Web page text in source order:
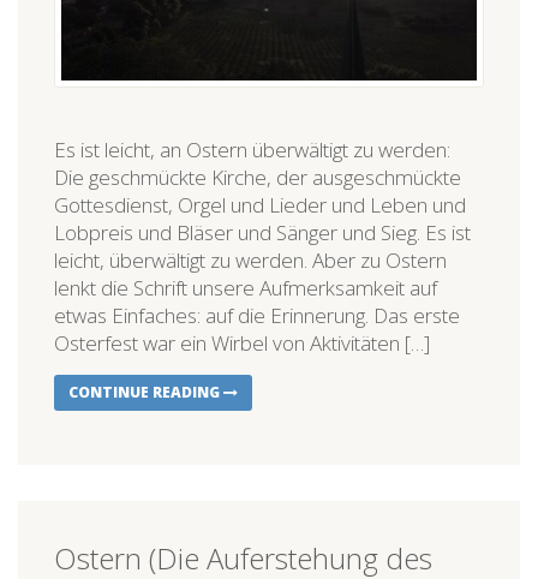
Es ist leicht, an Ostern überwältigt zu werden:
Die geschmückte Kirche, der ausgeschmückte
Gottesdienst, Orgel und Lieder und Leben und
Lobpreis und Bläser und Sänger und Sieg. Es ist
leicht, überwältigt zu werden. Aber zu Ostern
lenkt die Schrift unsere Aufmerksamkeit auf
etwas Einfaches: auf die Erinnerung. Das erste
Osterfest war ein Wirbel von Aktivitäten […]
CONTINUE READING
Ostern (Die Auferstehung des